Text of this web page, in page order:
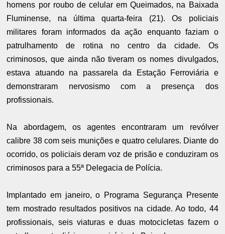
homens por roubo de celular em Queimados, na Baixada
Fluminense, na última quarta-feira (21). Os policiais
militares foram informados da ação enquanto faziam o
patrulhamento de rotina no centro da cidade. Os
criminosos, que ainda não tiveram os nomes divulgados,
estava atuando na passarela da Estação Ferroviária e
demonstraram nervosismo com a presença dos
profissionais.
Na abordagem, os agentes encontraram um revólver
calibre 38 com seis munições e quatro celulares. Diante do
ocorrido, os policiais deram voz de prisão e conduziram os
criminosos para a 55ª Delegacia de Polícia.
Implantado em janeiro, o Programa Segurança Presente
tem mostrado resultados positivos na cidade. Ao todo, 44
profissionais, seis viaturas e duas motocicletas fazem o